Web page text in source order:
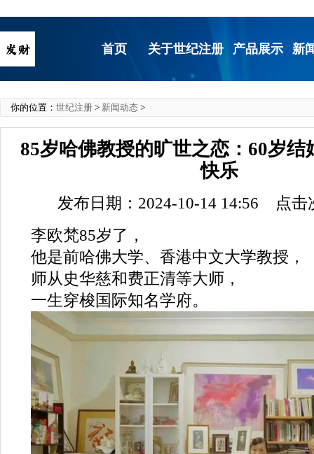
首页 关于世纪注册 产品展示 新
你的位置： 世纪注册 > 新闻动态 >
85岁哈佛教授的旷世之恋：60岁结
快乐
发布日期：2024-10-14 14:56 点击
李欧梵85岁了，
他是前哈佛大学、香港中文大学教授，
师从史华慈和费正清等大师，
一生穿梭国际知名学府。